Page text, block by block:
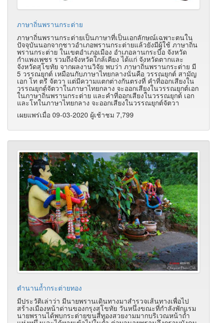
ภาษาถิ่นพรานกระต่าย
ภาษาถิ่นพรานกระต่ายเป็นภาษาที่เป็นเอกลักษณ์เฉพาะตนใน
ปัจจุบันนอกจากชาวอำเภอพรานกระต่ายแล้วยังมีผู้ใช้ ภาษาถิ่น
พรานกระต่าย ในเขตอำเภอเมือง อำเภอลานกระบือ จังหวัด
กำแพงเพชร รวมถึงจังหวัดใกล้เคียง ได้แก่ จังหวัดตากและ
จังหวัดสุโขทัย จากผลงานวิจัย พบว่า ภาษาถิ่นพรานกระต่าย มี
5 วรรณยุกต์ เหมือนกับภาษาไทยกลางนั่นคือ วรรณยุกต์ สามัญ
เอก โท ตรี จัตวา แต่มีความแตกต่างกันตรงที่ คำที่ออกเสียงใน
วรรณยุกต์จัตวาในภาษาไทยกลาง จะออกเสียงในวรรณยุกต์เอก
ในภาษาถิ่นพรานกระต่าย และคำที่ออกเสียงในวรรณยุกต์ เอก
และโทในภาษาไทยกลาง จะออกเสียงในวรรณยุกต์จัตวา
เผยแพร่เมื่อ 09-03-2020 ผู้เช้าชม 7,799
ตำนานถ้ำกระต่ายทอง
มีประวัติเล่าว่า มีนายพรานเดินทางมาสำรวจเส้นทางเพื่อไป
สร้างเมืองหน้าด่านของกรุงสุโขทัย วันหนึ่งขณะที่กำลังพักแรม
นายพรานได้พบกระต่ายขนสีทองสวยงามมากบริเวณหน้าถ้ำ